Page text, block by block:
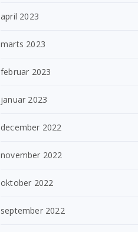
april 2023
marts 2023
februar 2023
januar 2023
december 2022
november 2022
oktober 2022
september 2022